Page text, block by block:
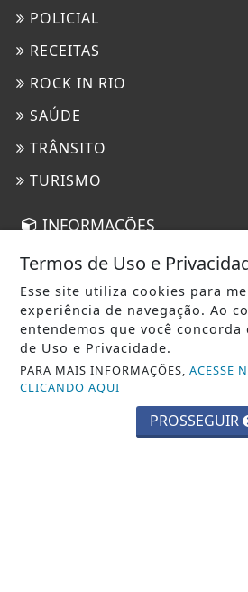
POLICIAL
RECEITAS
ROCK IN RIO
SAÚDE
TRÂNSITO
TURISMO
INFORMAÇÕES
CONTATO
PAINEL DO USUÁRIO
EXPEDIENTE
TERMOS DE USO E
SOBRE
Termos de Uso e
Esse site utiliza cookies para
experiência de navegação. Ao
entendemos que você concorda
de Uso e Privacidade.
PARA MAIS INFORMAÇÕES,ACESSE
CLICANDO AQUI
PROSSEGUIR